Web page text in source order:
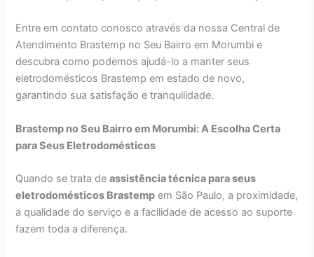
Entre em contato conosco através da nossa Central de
Atendimento Brastemp no Seu Bairro em Morumbi e
descubra como podemos ajudá-lo a manter seus
eletrodomésticos Brastemp em estado de novo,
garantindo sua satisfação e tranquilidade.
Brastemp no Seu Bairro em Morumbi: A Escolha Certa
para Seus Eletrodomésticos
Quando se trata deassistência técnica para seus
eletrodomésticos Brastemp em São Paulo, a proximidade,
a qualidade do serviço e a facilidade de acesso ao suporte
fazem toda a diferença.